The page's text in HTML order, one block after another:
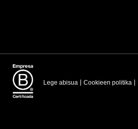
Lege abisua Cookieen politika